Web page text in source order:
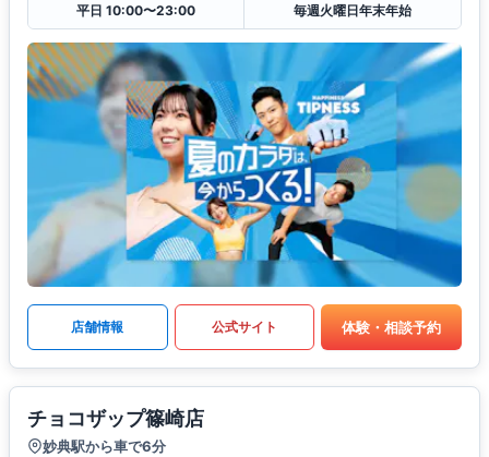
平日 10:00〜23:00
毎週火曜日年末年始
店舗情報 公式サイト 体験・相談予約
チョコザップ篠崎店
妙典駅から車で6分